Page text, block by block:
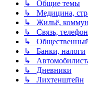
↳ Общие темы
↳ Медицина,
↳ Жильё,
↳ Связь,
↳ Общественный
↳ Банки, налоги
↳
↳ Дневники
↳ Лихтенштейн